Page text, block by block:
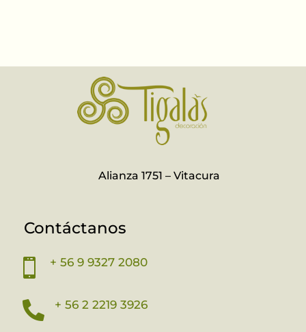
Alianza 1751 – Vitacura
Contáctanos
 + 56 9 9327 2080
 + 56 2 2219 3926